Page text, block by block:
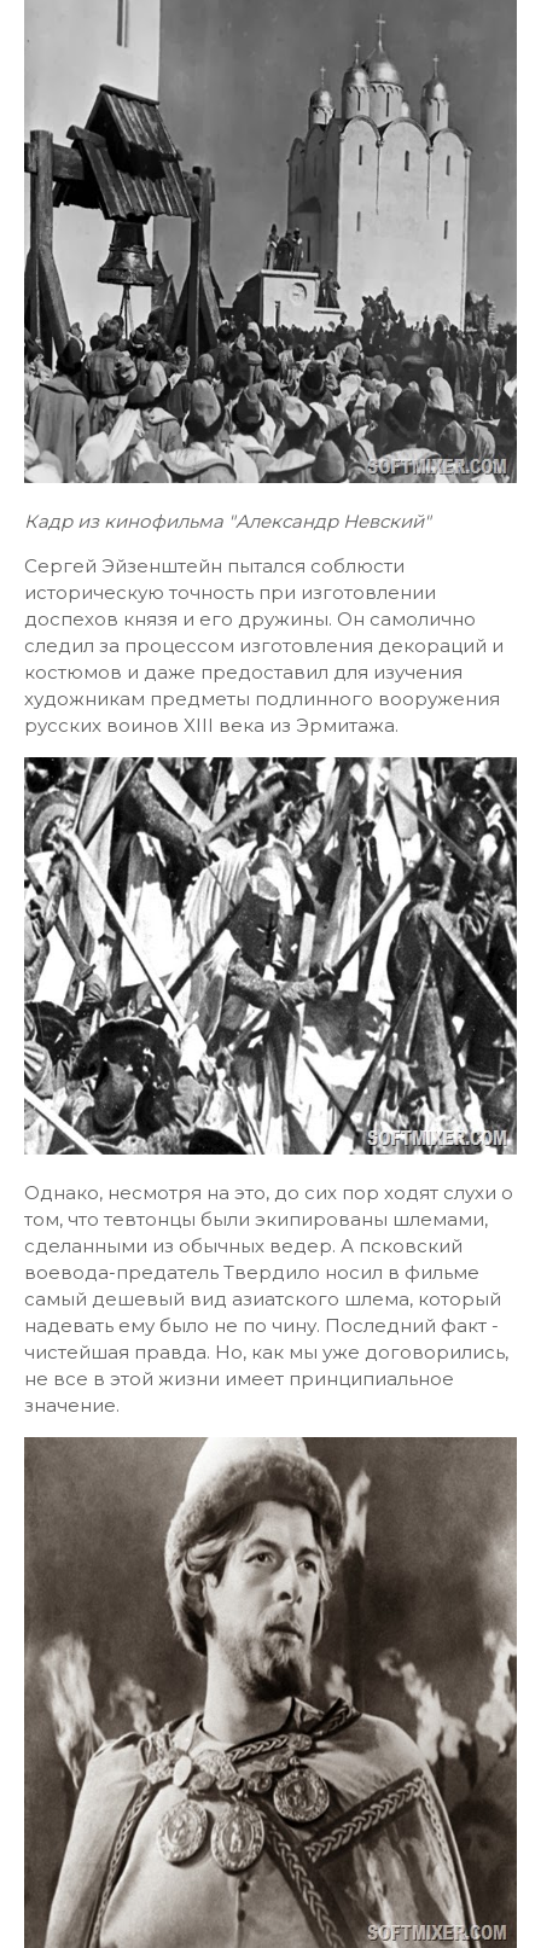
Кадр из кинофильма "Александр Невский"
Сергей Эйзенштейн пытался соблюсти
историческую точность при изготовлении
доспехов князя и его дружины. Он самолично
следил за процессом изготовления декораций и
костюмов и даже предоставил для изучения
художникам предметы подлинного вооружения
русских воинов XIII века из Эрмитажа.
Однако, несмотря на это, до сих пор ходят слухи о
том, что тевтонцы были экипированы шлемами,
сделанными из обычных ведер. А псковский
воевода-предатель Твердило носил в фильме
самый дешевый вид азиатского шлема, который
надевать ему было не по чину. Последний факт -
чистейшая правда. Но, как мы уже договорились,
не все в этой жизни имеет принципиальное
значение.